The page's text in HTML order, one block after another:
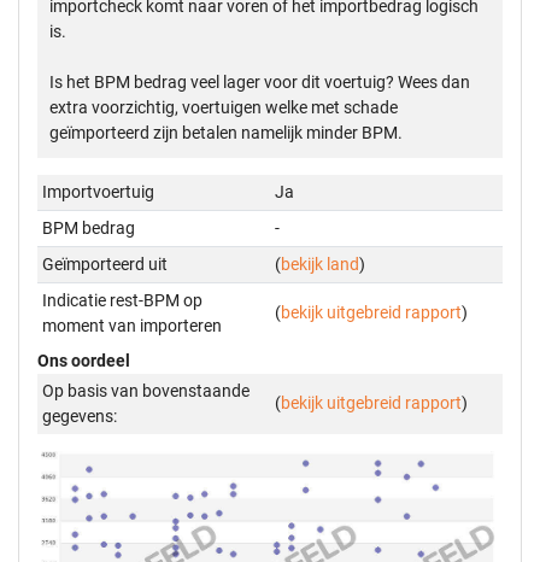
importcheck komt naar voren of het importbedrag logisch
is.
Is het BPM bedrag veel lager voor dit voertuig? Wees dan
extra voorzichtig, voertuigen welke met schade
geïmporteerd zijn betalen namelijk minder BPM.
Importvoertuig
Ja
BPM bedrag
-
Geïmporteerd uit
(bekijk land)
Indicatie rest-BPM op
moment van importeren
(bekijk uitgebreid rapport)
Ons oordeel
Op basis van bovenstaande
gegevens:
(bekijk uitgebreid rapport)